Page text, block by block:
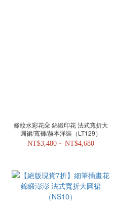
條紋水彩花朵 錦緞印花 法式寬折大
圓裙/寬褲/赫本洋裝（LT129）
NT$3,480 ~ NT$4,680